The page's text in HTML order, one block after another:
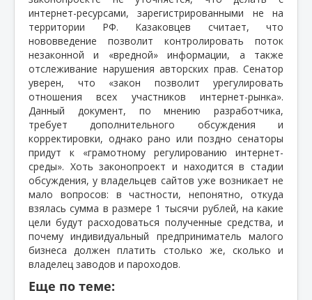
интернет-ресурсами, зарегистрированными не на
территории РФ. Казаковцев считает, что
нововведение позволит контролировать поток
незаконной и «вредной» информации, а также
отслеживание нарушения авторских прав. Сенатор
уверен, что «закон позволит урегулировать
отношения всех участников интернет-рынка».
Данный документ, по мнению разработчика,
требует дополнительного обсуждения и
корректировки, однако рано или поздно сенаторы
придут к «грамотному регулированию интернет-
среды». Хоть законопроект и находится в стадии
обсуждения, у владельцев сайтов уже возникает не
мало вопросов: в частности, непонятно, откуда
взялась сумма в размере 1 тысячи рублей, на какие
цели будут расходоваться полученные средства, и
почему индивидуальный предприниматель малого
бизнеса должен платить столько же, сколько и
владелец заводов и пароходов.
Еще по теме: